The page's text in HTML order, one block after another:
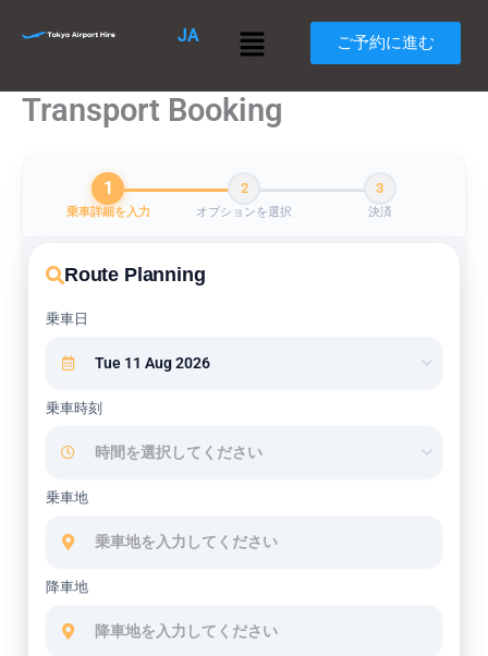
ス
JA
メ
ニ
ー
ご予約に進む
Transport Booking
1
乗車詳細を入力
2
オプションを選択
3
決済
Route Planning
乗車日
乗車時刻
乗車地
降車地